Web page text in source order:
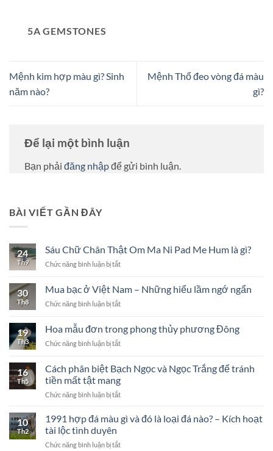
5A GEMSTONES
Mệnh kim hợp màu gì? Sinh
năm nào?
Mệnh Thổ đeo vòng đá màu
gì?
Để lại một bình luận
Bạn phải đăng nhậpđể gửi bình luận.
BÀI VIẾT GẦN ĐÂY
24
Th9
Sáu Chữ Chân Thật Om Ma Ni Pad Me Hum là gì?
Chức năng bình luận bị tắtở
Chân
Thật
Ni
Pad
Hum
là
30
Th8
Mua bạc ở Việt Nam – Những hiểu lầm ngớ ngẩn
Chức năng bình luận bị tắtở
ở
Việt
–
hiểu
lầm
ngẩn
19
Th3
Hoa mẫu đơn trong phong thủy phương Đông
Chức năng bình luận bị tắtở
đơn
trong
phong
phương
Đông
16
Th5
Cách phân biệt Bạch Ngọc và Ngọc Trắng để tránh
tiền mất tật mang
Chức năng bình luận bị tắtở
phân
biệt
Ngọc
10
Th2
1991 hợp đá màu gì và đó là loại đá nào? – Kích hoạt
tài lộc tình duyên
Chức năng bình luận bị tắtở